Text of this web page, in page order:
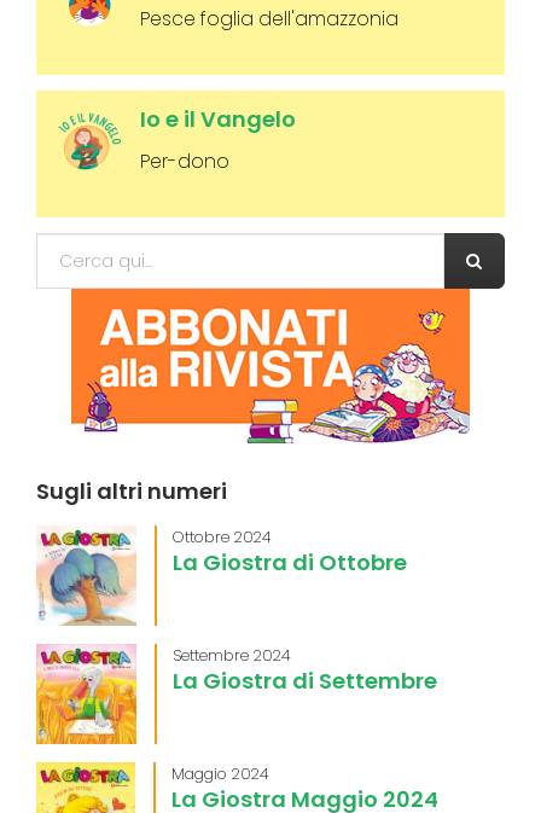
Pesce foglia dell'amazzonia
Io e il Vangelo
Per-dono
Form di ricerca
Sugli altri numeri
Ottobre 2024
La Giostra di Ottobre
Settembre 2024
La Giostra di Settembre
Maggio 2024
La Giostra Maggio 2024